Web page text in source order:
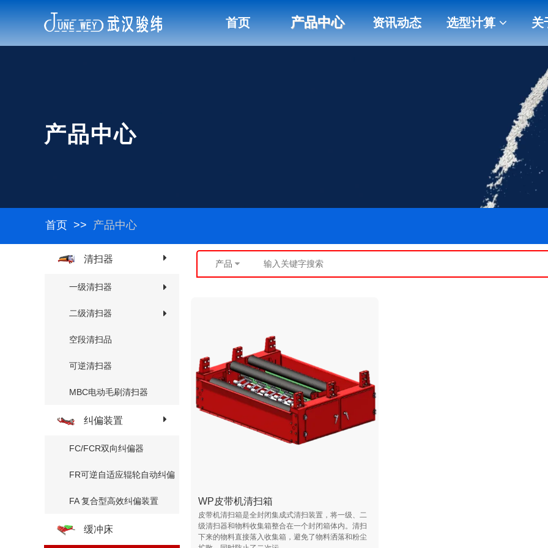
首页 产品中心 资讯动态 选型计算 关
产品中心
首页 >> 产品中心
WP皮带机清扫箱
皮带机清扫箱是全封闭集成式清扫装置，将一级、二
级清扫器和物料收集箱整合在一个封闭箱体内。清扫
下来的物料直接落入收集箱，避免了物料洒落和粉尘
清扫器
一级清扫器
二级清扫器
空段清扫品
可逆清扫器
MBC电动毛刷清扫器
纠偏装置
FC/FCR双向纠偏器
FR可逆自适应辊轮自动纠偏
FA 复合型高效纠偏装置
缓冲床
产品